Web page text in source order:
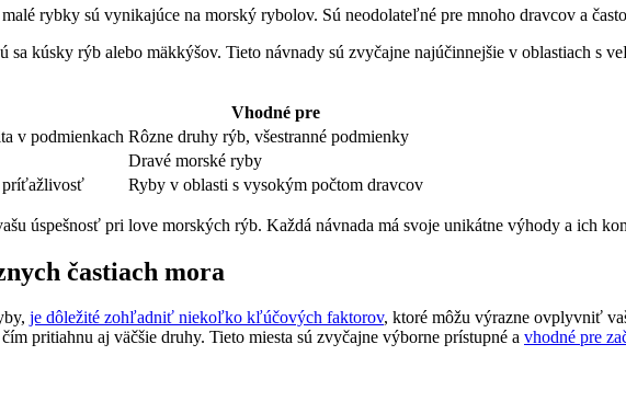
rybky sú vynikajúce na morský rybolov. Sú neodolateľné pre mnoho dravcov a
sa kúsky rýb alebo mäkkýšov. Tieto návnady sú zvyčajne najúčinnejšie v oblastiach s
Vhodné pre
v podmienkach Rôzne druhy rýb, všestranné podmienky
Dravé morské ryby
príťažlivosť Ryby v oblasti s vysokým počtom dravcov
úspešnosť pri love morských rýb. Každá návnada má svoje unikátne výhody a ich
častiach mora
je dôležité zohľadniť niekoľko kľúčových faktorov, ktoré môžu výrazne ovplyvniť
pritiahnu aj väčšie druhy. Tieto miesta sú zvyčajne výborne prístupné a vhodné pre